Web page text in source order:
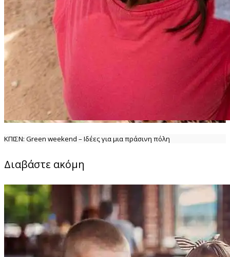
ΚΠΙΣΝ: Green weekend – Ιδέες για μια πράσινη πόλη
Διαβάστε ακόμη